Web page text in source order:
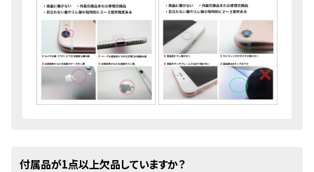
付属品が1点以上欠品していますか？